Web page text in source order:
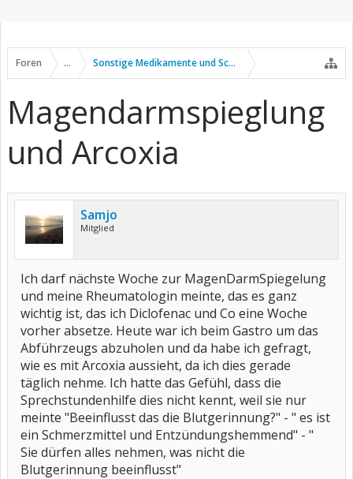
Foren ... Sonstige Medikamente und Schmerztherapie
Magendarmspieglung
und Arcoxia
Samjo
Mitglied
Ich darf nächste Woche zur MagenDarmSpiegelung
und meine Rheumatologin meinte, das es ganz
wichtig ist, das ich Diclofenac und Co eine Woche
vorher absetze. Heute war ich beim Gastro um das
Abführzeugs abzuholen und da habe ich gefragt,
wie es mit Arcoxia aussieht, da ich dies gerade
täglich nehme. Ich hatte das Gefühl, dass die
Sprechstundenhilfe dies nicht kennt, weil sie nur
meinte "Beeinflusst das die Blutgerinnung?" - " es ist
ein Schmerzmittel und Entzündungshemmend" - "
Sie dürfen alles nehmen, was nicht die
Blutgerinnung beeinflusst"